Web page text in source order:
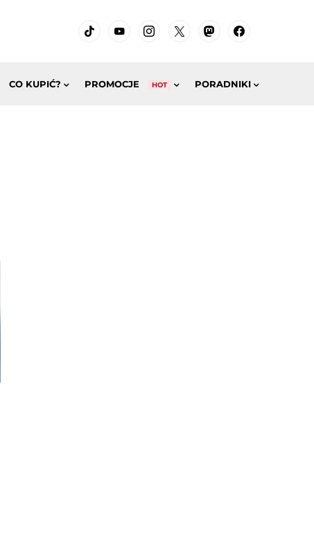
CO KUPIĆ? PROMOCJE HOT PORADNIKI